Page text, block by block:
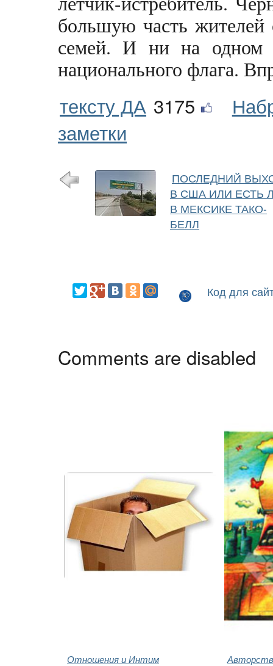
большую часть
семей. И ни на одном
национального флага.
тексту ДА 3175
заметки
ПОСЛЕДНИЙ
В США ИЛИ ЕСТЬ
В МЕКСИКЕ ТАКО-
БЕЛЛ
Код для
Comments are disabled
Отношения и Интим